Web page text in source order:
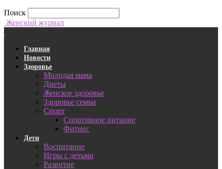
Поиск
Женский журнал
Главная
Новости
Здоровье
Молодая мама
Диеты
Женское здоровье
Здоровье семьи
Спорт
Спортивное питание
Фитнес
Дети
Воспитание
Игры с детьми
Развитие